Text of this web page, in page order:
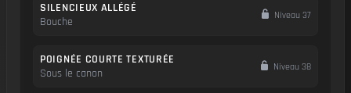
SILENCIEUX ALLÉGÉ
Bouche
Niveau 37
POIGNÉE COURTE TEXTURÉE
Sous le canon
Niveau 38